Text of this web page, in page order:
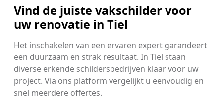
Vind de juiste vakschilder voor
uw renovatie in Tiel
Het inschakelen van een ervaren expert garandeert
een duurzaam en strak resultaat. In Tiel staan
diverse erkende schildersbedrijven klaar voor uw
project. Via ons platform vergelijkt u eenvoudig en
snel meerdere offertes.